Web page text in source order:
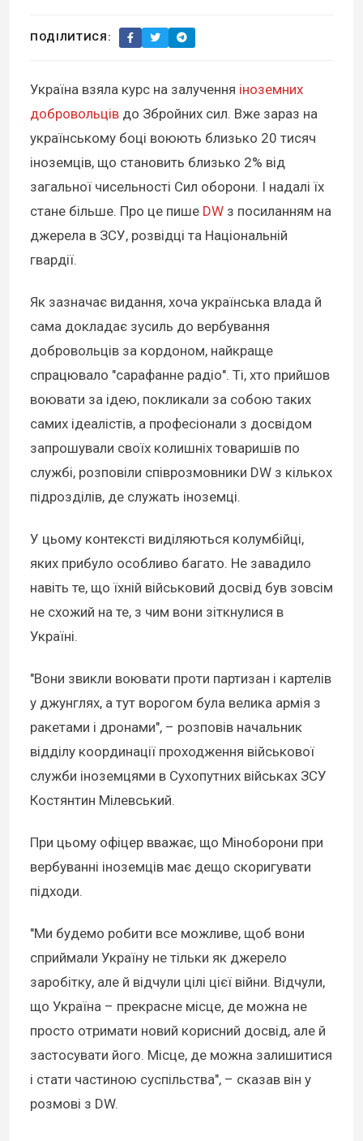
ПОДІЛИТИСЯ:
Україна взяла курс на залучення іноземних
добровольців до Збройних сил. Вже зараз на
українському боці воюють близько 20 тисяч
іноземців, що становить близько 2% від
загальної чисельності Сил оборони. І надалі їх
стане більше. Про це пише DW з посиланням на
джерела в ЗСУ, розвідці та Національній
гвардії.
Як зазначає видання, хоча українська влада й
сама докладає зусиль до вербування
добровольців за кордоном, найкраще
спрацювало "сарафанне радіо". Ті, хто прийшов
воювати за ідею, покликали за собою таких
самих ідеалістів, а професіонали з досвідом
запрошували своїх колишніх товаришів по
службі, розповіли співрозмовники DW з кількох
підрозділів, де служать іноземці.
У цьому контексті виділяються колумбійці,
яких прибуло особливо багато. Не завадило
навіть те, що їхній військовий досвід був зовсім
не схожий на те, з чим вони зіткнулися в
Україні.
"Вони звикли воювати проти партизан і картелів
у джунглях, а тут ворогом була велика армія з
ракетами і дронами", – розповів начальник
відділу координації проходження військової
служби іноземцями в Сухопутних військах ЗСУ
Костянтин Мілевський.
При цьому офіцер вважає, що Міноборони при
вербуванні іноземців має дещо скоригувати
підходи.
"Ми будемо робити все можливе, щоб вони
сприймали Україну не тільки як джерело
заробітку, але й відчули цілі цієї війни. Відчули,
що Україна – прекрасне місце, де можна не
просто отримати новий корисний досвід, але й
застосувати його. Місце, де можна залишитися
і стати частиною суспільства", – сказав він у
розмові з DW.